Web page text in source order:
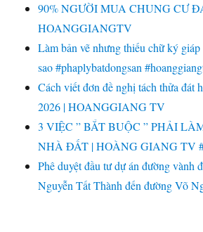
90% NGƯỜI MUA CHUNG CƯ
HOANGGIANGTV
Làm bản vẽ nhưng thiếu chữ ký
sao #phaplybatdongsan
Cách viết đơn đề nghị tách thửa đát
2026 | HOANGGIANG TV
3 VIỆC ” BẮT BUỘC ” PHẢI
NHÀ ĐẤT | HOÀNG GIANG TV
Phê duyệt đầu tư dự án đường vành
Nguyễn Tất Thành đến đường Võ